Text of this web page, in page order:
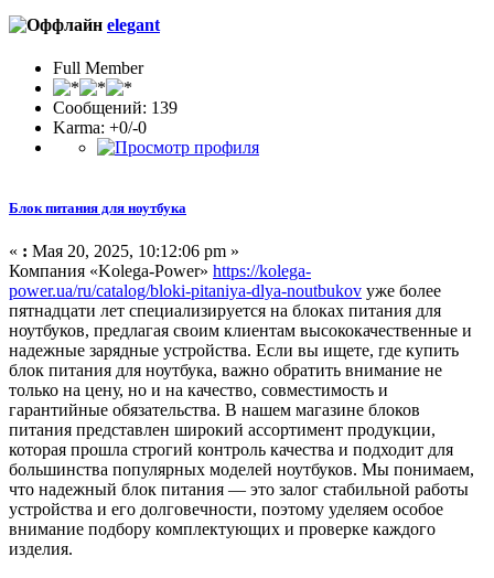
elegant
Full Member
Сообщений: 139
Karma: +0/-0
Блок питания для ноутбука
« : Мая 20, 2025, 10:12:06 pm »
Компания «Kolega-Power» https://kolega-
power.ua/ru/catalog/bloki-pitaniya-dlya-noutbukov уже более
пятнадцати лет специализируется на блоках питания для
ноутбуков, предлагая своим клиентам высококачественные и
надежные зарядные устройства. Если вы ищете, где купить
блок питания для ноутбука, важно обратить внимание не
только на цену, но и на качество, совместимость и
гарантийные обязательства. В нашем магазине блоков
питания представлен широкий ассортимент продукции,
которая прошла строгий контроль качества и подходит для
большинства популярных моделей ноутбуков. Мы понимаем,
что надежный блок питания — это залог стабильной работы
устройства и его долговечности, поэтому уделяем особое
внимание подбору комплектующих и проверке каждого
изделия.